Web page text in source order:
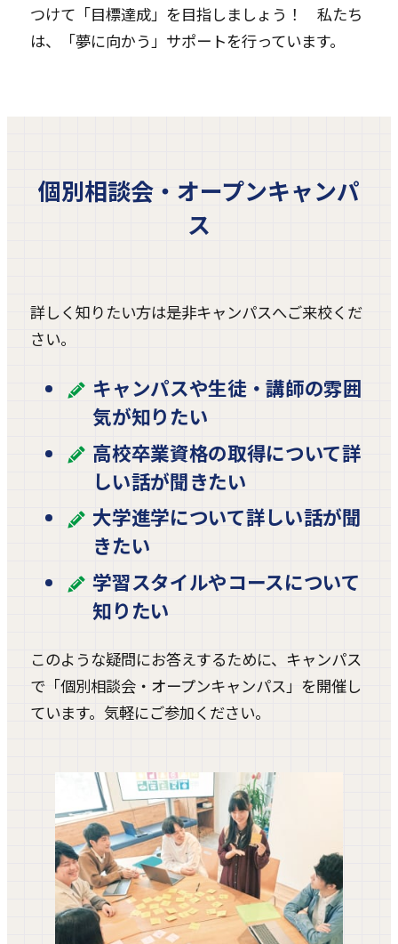
つけて「目標達成」を目指しましょう！ 私たち
は、「夢に向かう」サポートを行っています。
個別相談会・オープンキャンパ
ス
詳しく知りたい方は是非キャンパスへご来校くだ
さい。
キャンパスや生徒・講師の雰囲
気が知りたい
高校卒業資格の取得について詳
しい話が聞きたい
大学進学について詳しい話が聞
きたい
学習スタイルやコースについて
知りたい
このような疑問にお答えするために、キャンパス
で「個別相談会・オープンキャンパス」を開催し
ています。気軽にご参加ください。